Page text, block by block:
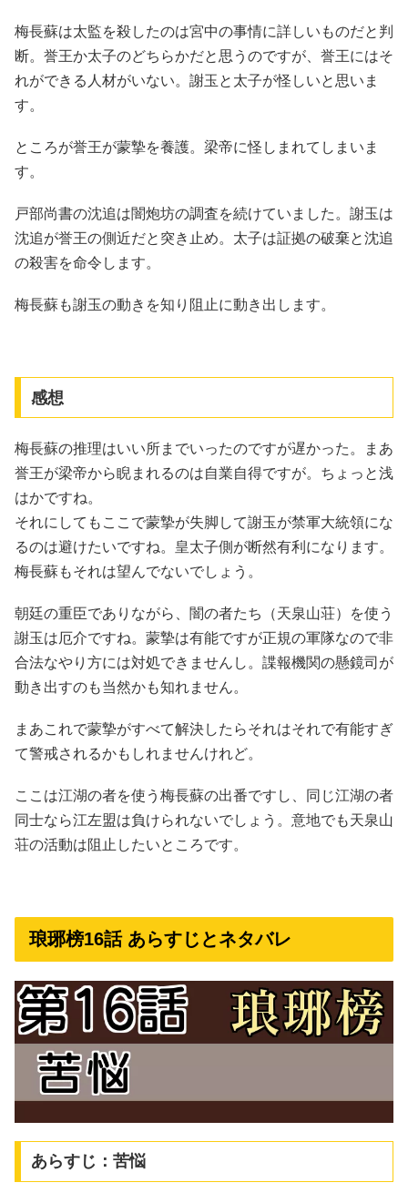
梅長蘇は太監を殺したのは宮中の事情に詳しいものだと判
断。誉王か太子のどちらかだと思うのですが、誉王にはそ
れができる人材がいない。謝玉と太子が怪しいと思いま
す。
ところが誉王が蒙摯を養護。梁帝に怪しまれてしまいま
す。
戸部尚書の沈追は闇炮坊の調査を続けていました。謝玉は
沈追が誉王の側近だと突き止め。太子は証拠の破棄と沈追
の殺害を命令します。
梅長蘇も謝玉の動きを知り阻止に動き出します。
感想
梅長蘇の推理はいい所までいったのですが遅かった。まあ
誉王が梁帝から睨まれるのは自業自得ですが。ちょっと浅
はかですね。
それにしてもここで蒙摯が失脚して謝玉が禁軍大統領にな
るのは避けたいですね。皇太子側が断然有利になります。
梅長蘇もそれは望んでないでしょう。
朝廷の重臣でありながら、闇の者たち（天泉山荘）を使う
謝玉は厄介ですね。蒙摯は有能ですが正規の軍隊なので非
合法なやり方には対処できませんし。諜報機関の懸鏡司が
動き出すのも当然かも知れません。
まあこれで蒙摯がすべて解決したらそれはそれで有能すぎ
て警戒されるかもしれませんけれど。
ここは江湖の者を使う梅長蘇の出番ですし、同じ江湖の者
同士なら江左盟は負けられないでしょう。意地でも天泉山
荘の活動は阻止したいところです。
琅琊榜16話 あらすじとネタバレ
あらすじ：苦悩